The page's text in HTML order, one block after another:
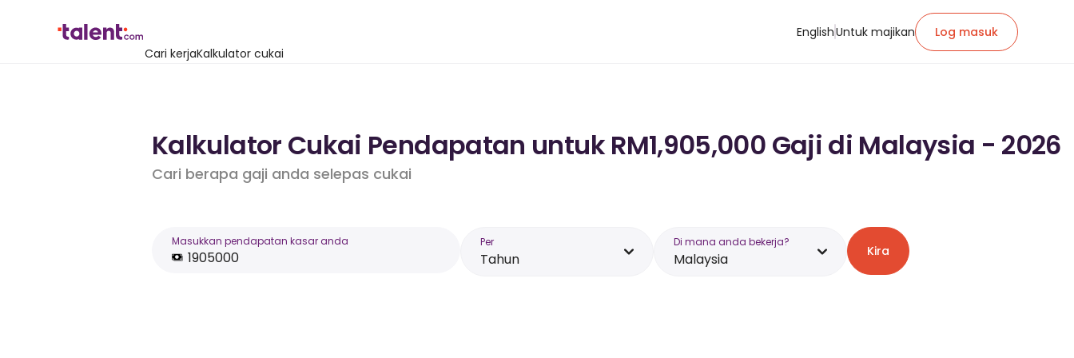
Cari kerjaKalkulator cukai
EnglishUntuk majikan Log masuk
Kalkulator Cukai Pendapatan untuk RM1,905,000 Gaji di Malaysia - 2026
Cari berapa gaji anda selepas cukai
Masukkan pendapatan kasar anda Per
Tahun
Di mana anda bekerja?
Malaysia Kira